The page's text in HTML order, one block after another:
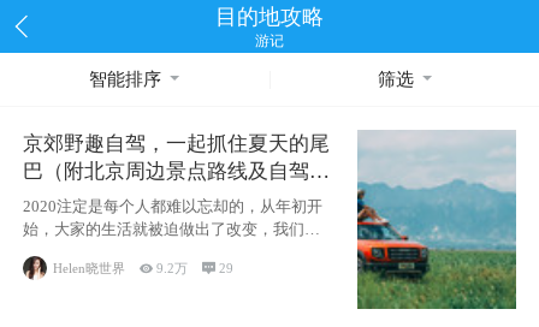
目的地攻略
游记
智能排序 筛选
京郊野趣自驾，一起抓住夏天的尾
巴（附北京周边景点路线及自驾攻
略）
2020注定是每个人都难以忘却的，从年初开
始，大家的生活就被迫做出了改变，我们也
不例外。本来双双辞职是为
Helen晓世界 9.2万 29